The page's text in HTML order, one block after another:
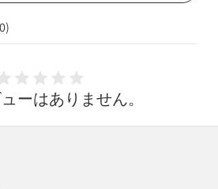
0)
ーはありません。